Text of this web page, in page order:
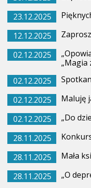
23.12.2025
12.12.2025
02.12.2025
„Magia
02.12.2025
02.12.2025
Maluję
02.12.2025
„Do
28.11.2025
28.11.2025
Mała
28.11.2025
„O